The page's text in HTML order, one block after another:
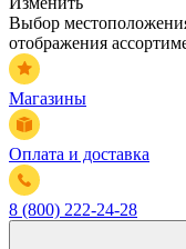
Выбор
отображения
Магазины
Оплата и доставка
8 (800) 222-24-28